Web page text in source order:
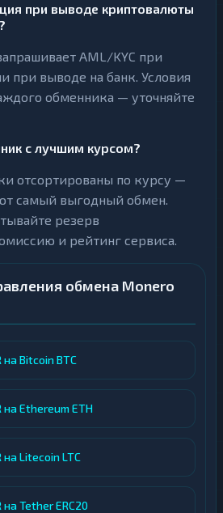
при выводе криптовалюты
AML/KYC при
при выводе на банк. Условия
обменника — уточняйте
с лучшим курсом?
отсортированы по курсу —
самый выгодный обмен.
резерв
и рейтинг сервиса.
обмена Monero
Bitcoin BTC
Ethereum ETH
Litecoin LTC
Tether ERC20